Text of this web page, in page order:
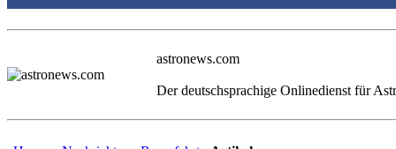
astronews.com
Der deutschsprachige Onlinedienst für